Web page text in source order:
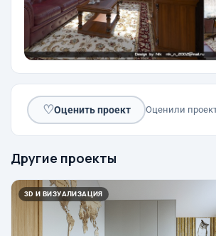
♡Оценить проект Оценили
Другие проекты
3D И ВИЗУАЛИЗАЦИЯ